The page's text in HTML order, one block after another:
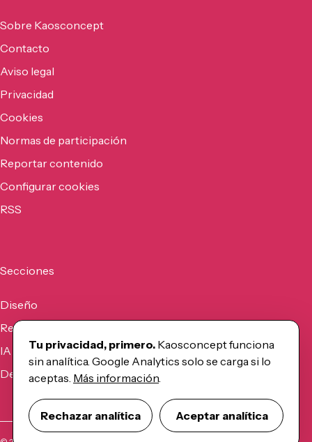
Sobre Kaosconcept
Contacto
Aviso legal
Privacidad
Cookies
Normas de participación
Reportar contenido
Configurar cookies
RSS
Secciones
Diseño
Recursos
IA
Desarrollo
Tu privacidad, primero. Kaosconcept funciona
sin analítica. Google Analytics solo se carga si lo
aceptas. Más información.
Rechazar analítica Aceptar analítica